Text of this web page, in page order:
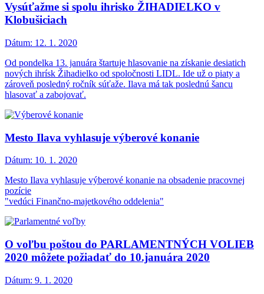
Vysúťažme si spolu ihrisko ŽIHADIELKO v
Klobušiciach
Dátum: 12. 1. 2020
Od pondelka 13. januára štartuje hlasovanie na získanie desiatich
nových ihrísk Žihadielko od spoločnosti LIDL. Ide už o piaty a
zároveň posledný ročník súťaže. Ilava má tak poslednú šancu
hlasovať a zabojovať.
Mesto Ilava vyhlasuje výberové konanie
Dátum: 10. 1. 2020
Mesto Ilava vyhlasuje výberové konanie na obsadenie pracovnej
pozície
"vedúci Finančno-majetkového oddelenia"
O voľbu poštou do PARLAMENTNÝCH VOLIEB
2020 môžete požiadať do 10.januára 2020
Dátum: 9. 1. 2020